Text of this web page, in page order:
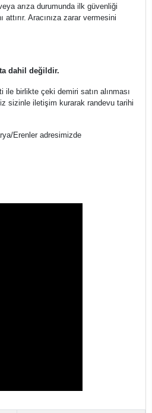
arıza durumunda ilk güvenliği
Aracınıza zarar vermesini
dahil değildir.
ile birlikte çeki demiri satın alınması
sizinle iletişim kurarak randevu tarihi
Erenler adresimizde